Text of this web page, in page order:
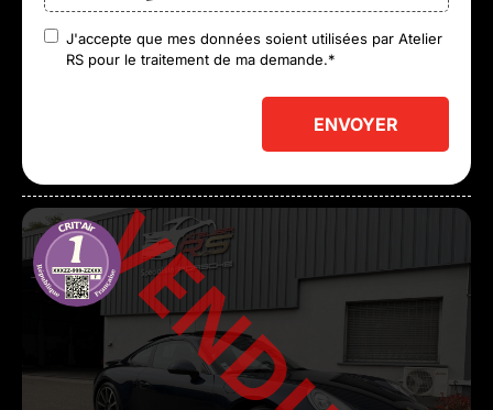
RGPD*
J'accepte que mes données soient utilisées par Atelier
RS pour le traitement de ma demande.*